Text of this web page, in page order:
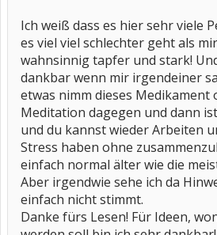
Ich weiß dass es hier sehr viele
es viel viel schlechter geht als
wahnsinnig tapfer und stark!
dankbar wenn mir irgendeiner
etwas nimm dieses Medikament
Meditation dagegen und dann
und du kannst wieder Arbeiten
Stress haben ohne
einfach normal älter wie die
Aber irgendwie sehe ich da
einfach nicht stimmt.
Danke fürs Lesen! Für Ideen,